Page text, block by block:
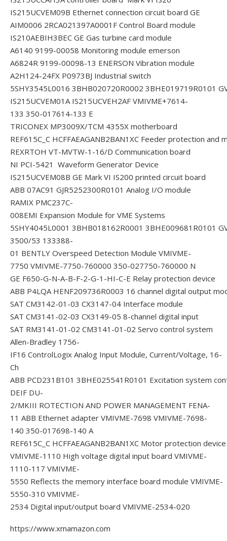
IS215UCVEM09B Ethernet connection circuit board GE
AIM0006 2RCA021397A0001F Control Board module
IS210AEBIH3BEC GE Gas turbine card module
A6140 9199-00058 Monitoring module emerson
A6824R 9199-00098-13 ENERSON Vibration module
A2H124-24FX P0973BJ Industrial switch
5SHY3545L0016 3BHB020720R0002 3BHE019719R0101
IS215UCVEM01A IS215UCVEH2AF VMIVME+7614-
133 350-017614-133 E
TRICONEX MP3009X/TCM 4355X motherboard
REF615C_C HCFFAEAGANB2BAN1XC Feeder protection
REXRTOH VT-MVTW-1-16/D Communication board
NI PCI-5421 Waveform Generator Device
IS215UCVEM08B GE Mark VI IS200 printed circuit board
ABB 07AC91 GJR5252300R0101 Analog I/O module
RAMIX PMC237C-
008EMI Expansion Module for VME Systems
5SHY4045L0001 3BHB018162R0001 3BHE009681R0101
3500/53 133388-
01 BENTLY Overspeed Detection Module VMIVME-
7750 VMIVME-7750-760000 350-027750-760000 N
GE F650-G-N-A-B-F-2-G-1-HI-C-E Relay protection device
ABB P4LQA HENF209736R0003 16 channel digital output
SAT CM3142-01-03 CX3147-04 Interface module
SAT CM3141-02-03 CX3149-05 8-channel digital input
SAT RM3141-01-02 CM3141-01-02 Servo control system
Allen-Bradley 1756-
IF16 ControlLogix Analog Input Module, Current/Voltage, 16-
Ch
ABB PCD231B101 3BHE025541R0101 Excitation system
DEIF DU-
2/MKIII ROTECTION AND POWER MANAGEMENT FENA-
11 ABB Ethernet adapter VMIVME-7698 VMIVME-7698-
140 350-017698-140 A
REF615C_C HCFFAEAGANB2BAN1XC Motor protection device
VMIVME-1110 High voltage digital input board VMIVME-
1110-117 VMIVME-
5550 Reflects the memory interface board module VMIVME-
5550-310 VMIVME-
2534 Digital input/output board VMIVME-2534-020
https://www.xmamazon.com